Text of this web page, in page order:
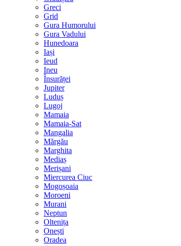
Greci
Grid
Gura Humorului
Gura Vadului
Hunedoara
Iași
Ieud
Ineu
Însurăței
Jupiter
Luduș
Lugoj
Mamaia
Mamaia-Sat
Mangalia
Mărgău
Marghita
Mediaș
Merișani
Miercurea Ciuc
Mogoșoaia
Moroeni
Murani
Neptun
Oltenița
Onești
Oradea